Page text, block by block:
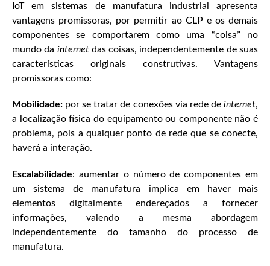
IoT em sistemas de manufatura industrial apresenta
vantagens promissoras, por permitir ao CLP e os demais
componentes se comportarem como uma “coisa” no
mundo da internetdas coisas, independentemente de suas
características originais construtivas. Vantagens
promissoras como:
Mobilidade: por se tratar de conexões via rede deinternet,
a localização física do equipamento ou componente não é
problema, pois a qualquer ponto de rede que se conecte,
haverá a interação.
Escalabilidade: aumentar o número de componentes em
um sistema de manufatura implica em haver mais
elementos digitalmente endereçados a fornecer
informações, valendo a mesma abordagem
independentemente do tamanho do processo de
manufatura.